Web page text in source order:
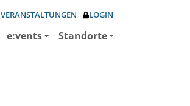
VERANSTALTUNGEN LOGIN
e:vents Standorte